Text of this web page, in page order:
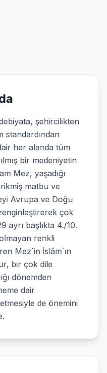
şehircilikten
standardından
her alanda tüm
bir medeniyetin
Mez, yaşadığı
matbu ve
Avrupa ve Doğu
çok
ayrı başlıkta 4./10.
renkli
Mez´in İslâm´ın
bir çok dile
dönemden
dair
de önemini